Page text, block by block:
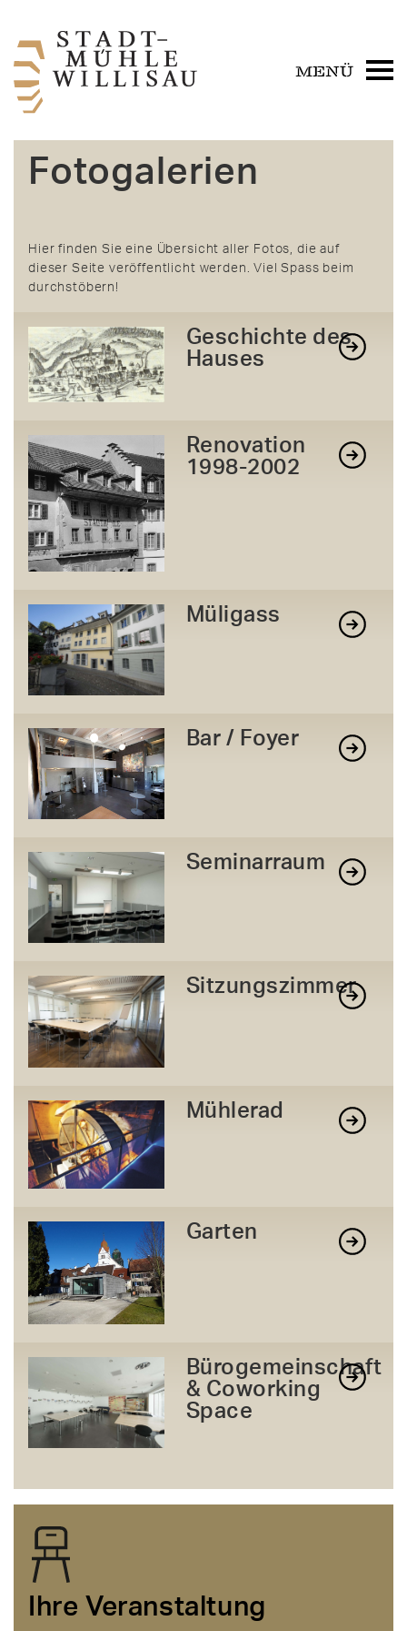
Fotogalerien
Hier finden Sie eine Übersicht aller Fotos, die auf
dieser Seite veröffentlicht werden. Viel Spass beim
durchstöbern!
Geschichte des
Hauses
Renovation
1998-2002
Müligass
Bar / Foyer
Seminarraum
Sitzungszimmer
Mühlerad
Garten
Bürogemeinschaft
& Coworking
Space
Ihre Veranstaltung